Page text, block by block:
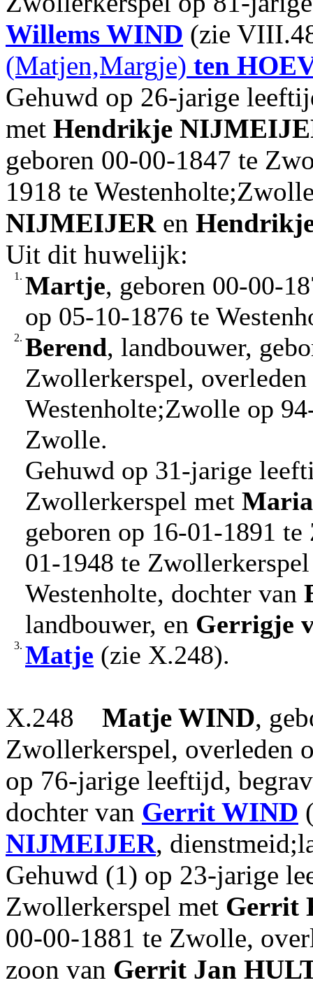
Willems WIND (zie
(Matjen,Margje) ten
Gehuwd op 26-jarige
met Hendrikje
geboren 00-00-1847 te
1918 te
NIJMEIJERen
Uit dit huwelijk:
1. Martje, geboren 00-00-
op 05-10-1876 te
2. Berend, landbouwer,
Zwollerkerspel,
Westenholte;Zwolle op
Zwolle.
Gehuwd op 31-jarige
Zwollerkerspel met Maria
geboren op 16-01-1891
01-1948 te
Westenholte, dochter van
landbouwer, en Gerrigje
3. Matje (zie X.248).
X.248 Matje WIND,
Zwollerkerspel, overleden
op 76-jarige leeftijd,
dochter van Gerrit WIND
NIJMEIJER,
Gehuwd (1) op 23-jarige
Zwollerkerspel met Gerrit
00-00-1881 te Zwolle,
zoon van Gerrit Jan